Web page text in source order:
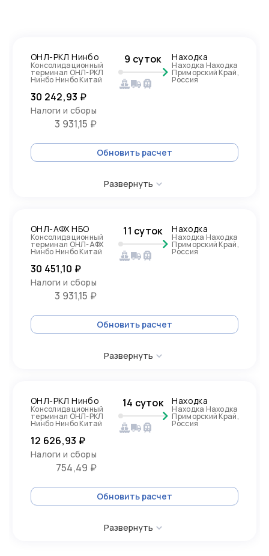
ОНЛ-РКЛ Нинбо
Консолидационный
терминал ОНЛ-РКЛ
Нинбо Нинбо Китай
9 суток Находка
Находка Находка
Приморский Край,
Россия
30 242,93 ₽
Налоги и сборы
3 931,15 ₽
Обновить расчет
Развернуть
ОНЛ-АФХ НБО
Консолидационный
терминал ОНЛ-АФХ
Нинбо Нинбо Китай
11 суток Находка
Находка Находка
Приморский Край,
Россия
30 451,10 ₽
Налоги и сборы
3 931,15 ₽
Обновить расчет
Развернуть
ОНЛ-РКЛ Нинбо
Консолидационный
терминал ОНЛ-РКЛ
Нинбо Нинбо Китай
14 суток Находка
Находка Находка
Приморский Край,
Россия
12 626,93 ₽
Налоги и сборы
754,49 ₽
Обновить расчет
Развернуть